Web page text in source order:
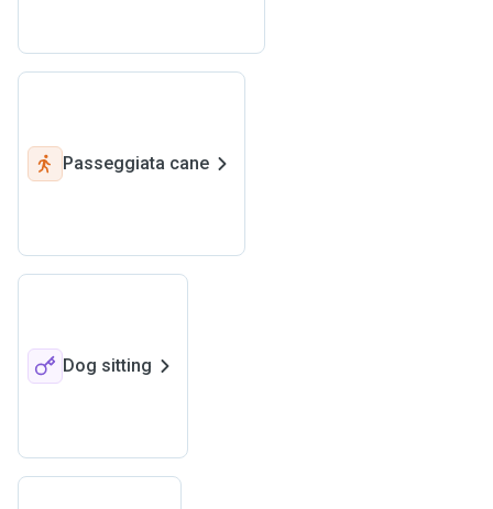
Passeggiata cane
Dog sitting